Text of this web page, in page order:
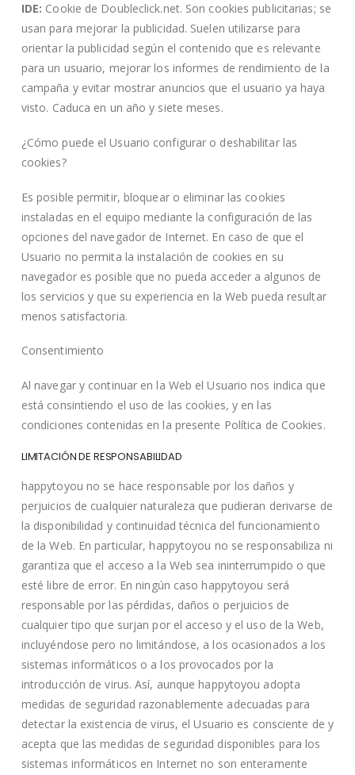
IDE: Cookie de Doubleclick.net. Son cookies publicitarias; se
usan para mejorar la publicidad. Suelen utilizarse para
orientar la publicidad según el contenido que es relevante
para un usuario, mejorar los informes de rendimiento de la
campaña y evitar mostrar anuncios que el usuario ya haya
visto. Caduca en un año y siete meses.
¿Cómo puede el Usuario configurar o deshabilitar las
cookies?
Es posible permitir, bloquear o eliminar las cookies
instaladas en el equipo mediante la configuración de las
opciones del navegador de Internet. En caso de que el
Usuario no permita la instalación de cookies en su
navegador es posible que no pueda acceder a algunos de
los servicios y que su experiencia en la Web pueda resultar
menos satisfactoria.
Consentimiento
Al navegar y continuar en la Web el Usuario nos indica que
está consintiendo el uso de las cookies, y en las
condiciones contenidas en la presente Política de Cookies.
LIMITACIÓN DE RESPONSABILIDAD
happytoyou no se hace responsable por los daños y
perjuicios de cualquier naturaleza que pudieran derivarse de
la disponibilidad y continuidad técnica del funcionamiento
de la Web. En particular, happytoyou no se responsabiliza ni
garantiza que el acceso a la Web sea ininterrumpido o que
esté libre de error. En ningún caso happytoyou será
responsable por las pérdidas, daños o perjuicios de
cualquier tipo que surjan por el acceso y el uso de la Web,
incluyéndose pero no limitándose, a los ocasionados a los
sistemas informáticos o a los provocados por la
introducción de virus. Así, aunque happytoyou adopta
medidas de seguridad razonablemente adecuadas para
detectar la existencia de virus, el Usuario es consciente de y
acepta que las medidas de seguridad disponibles para los
sistemas informáticos en Internet no son enteramente